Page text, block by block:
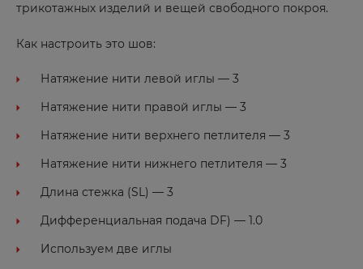
трикотажных изделий и вещей свободного покроя. ⠀
Как настроить это шов:
Натяжение нити левой иглы — 3
Натяжение нити правой иглы — 3
Натяжение нити верхнего петлителя — 3
Натяжение нити нижнего петлителя — 3
Длина стежка (SL) — 3
Дифференциальная подача DF) — 1.0
Используем две иглы